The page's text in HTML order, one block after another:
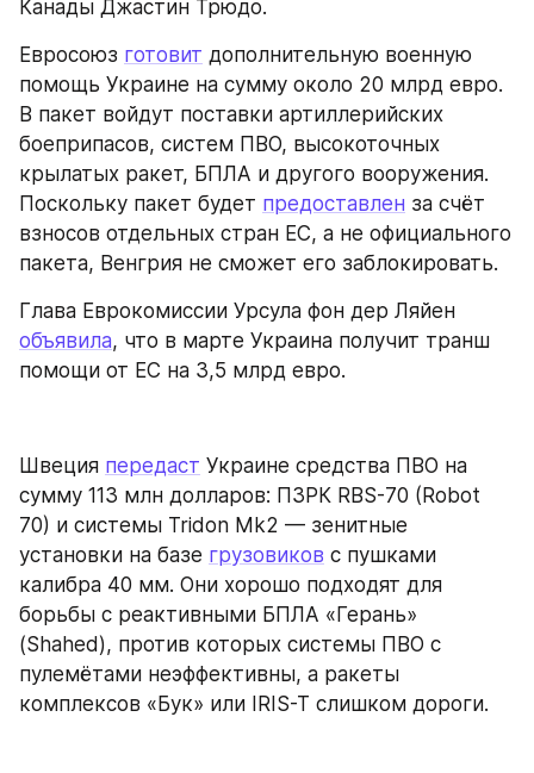
Канады Джастин Трюдо.
Евросоюз готовит дополнительную военную
помощь Украине на сумму около 20 млрд евро.
В пакет войдут поставки артиллерийских
боеприпасов, систем ПВО, высокоточных
крылатых ракет, БПЛА и другого вооружения.
Поскольку пакет будет предоставлен за счёт
взносов отдельных стран ЕС, а не официального
пакета, Венгрия не сможет его заблокировать.
объявила, что в марте Украина получит транш
помощи от ЕС на 3,5 млрд евро.
Швеция передаст Украине средства ПВО на
сумму 113 млн долларов: ПЗРК RBS-70 (Robot
70) и системы Tridon Mk2 — зенитные
установки на базе грузовиков с пушками
калибра 40 мм. Они хорошо подходят для
борьбы с реактивными БПЛА «Герань»
(Shahed), против которых системы ПВО с
пулемётами неэффективны, а ракеты
комплексов «Бук» или IRIS-T слишком дороги.